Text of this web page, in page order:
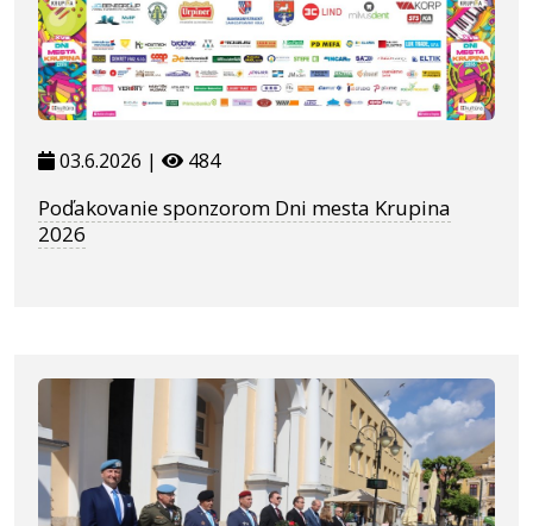
03.6.2026 | 484
Poďakovanie sponzorom Dni mesta Krupina
2026